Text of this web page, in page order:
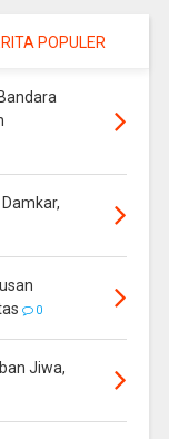
POPULER
0
Jiwa,